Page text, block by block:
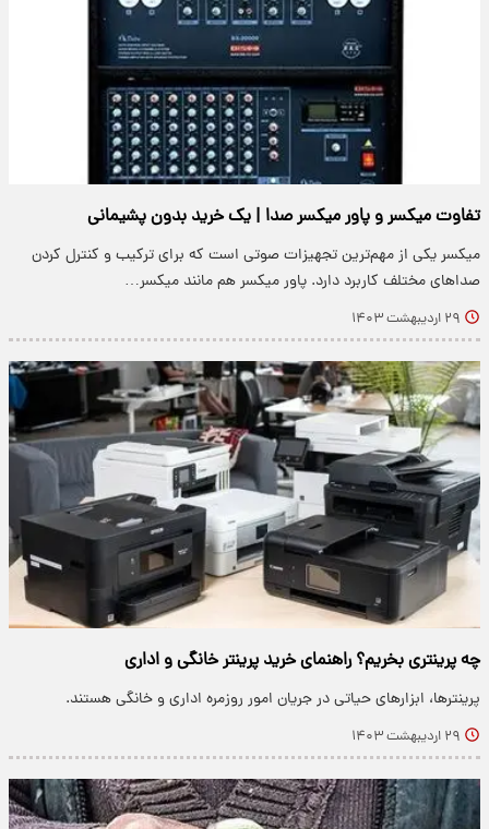
تفاوت میکسر و پاور میکسر صدا | یک خرید بدون پشیمانی
میکسر یکی از مهم‌ترین تجهیزات صوتی است که برای ترکیب و کنترل کردن
صدا‌های مختلف کاربرد دارد. پاور میکسر هم مانند میکسر…
۲۹ اردیبهشت ۱۴۰۳
چه پرینتری بخریم؟ راهنمای خرید پرینتر خانگی و اداری
پرینترها، ابزارهای حیاتی در جریان امور روزمره اداری و خانگی هستند.
۲۹ اردیبهشت ۱۴۰۳